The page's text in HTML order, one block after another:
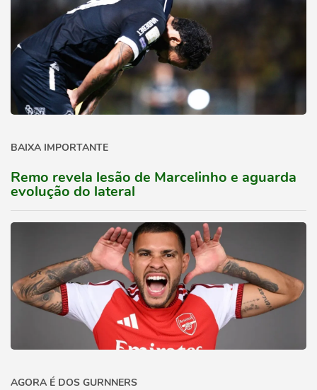
BAIXA IMPORTANTE
Remo revela lesão de Marcelinho e aguarda
evolução do lateral
AGORA É DOS GURNNERS